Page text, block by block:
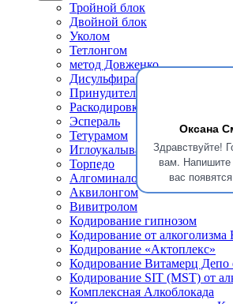
Оксана
Здравствуйте!
вам.
вас
Тройной блок
Двойной блок
Уколом
Тетлонгом
метод Довженко
Дисульфирамом
Принудительное кодирование
Раскодировка от алкоголя
Эспераль
Тетурамом
Иглоукалыванием
Торпедо
Алгоминалом
Аквилонгом
Вивитролом
Кодирование гипнозом
Кодирование от алкоголизма
Кодирование «Актоплекс»
Кодирование Витамерц Депо
Кодирование SIT (MST) от
Комплексная Алкоблокада